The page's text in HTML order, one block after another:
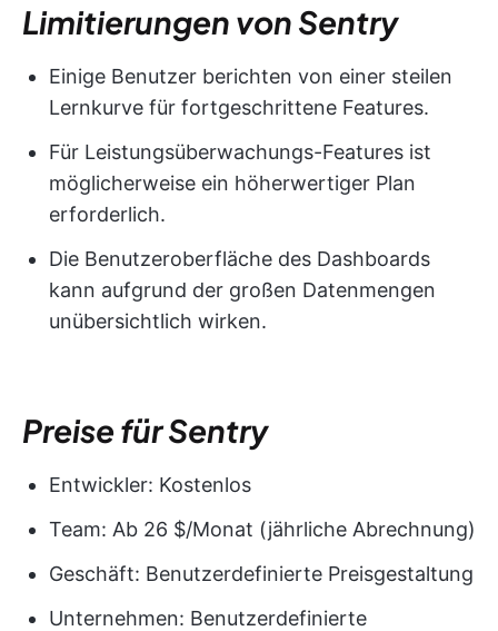
Limitierungen von Sentry
Einige Benutzer berichten von einer steilen
Lernkurve für fortgeschrittene Features.
Für Leistungsüberwachungs-Features ist
möglicherweise ein höherwertiger Plan
erforderlich.
Die Benutzeroberfläche des Dashboards
kann aufgrund der großen Datenmengen
unübersichtlich wirken.
Preise für Sentry
Entwickler: Kostenlos
Team: Ab 26 $/Monat (jährliche Abrechnung)
Geschäft: Benutzerdefinierte Preisgestaltung
Unternehmen: Benutzerdefinierte